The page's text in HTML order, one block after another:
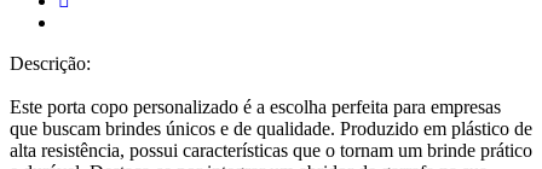
Descrição:
Este porta copo personalizado é a escolha perfeita para empresas
que buscam brindes únicos e de qualidade. Produzido em plástico de
alta resistência, possui características que o tornam um brinde prático